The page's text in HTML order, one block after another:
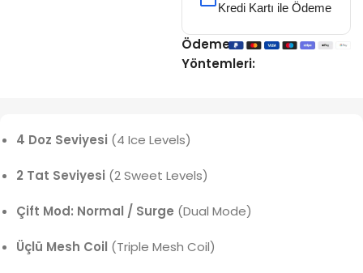
Kredi Kartı ile Ödeme
Ödeme
Yöntemleri:
4 Doz Seviyesi (4 Ice Levels)
2 Tat Seviyesi (2 Sweet Levels)
Çift Mod: Normal / Surge (Dual Mode)
Üçlü Mesh Coil (Triple Mesh Coil)